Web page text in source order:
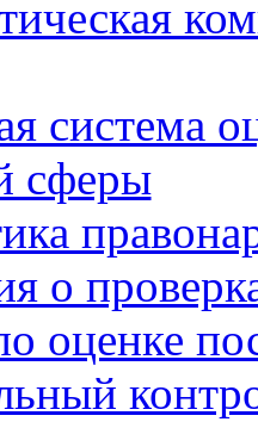
система
сферы
о
оценке